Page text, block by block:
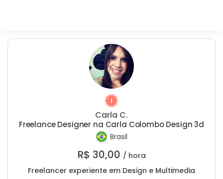
Carla C.
Freelance Designer na Carla Colombo Design 3d
Brasil
R$ 30,00 / hora
Freelancer experiente em Design e Multimedia